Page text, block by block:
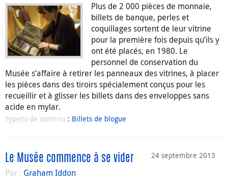
Plus de 2 000 pièces de monnaie,
billets de banque, perles et
coquillages sortent de leur vitrine
pour la première fois depuis qu’ils y
ont été placés, en 1980. Le
personnel de conservation du
Musée s’affaire à retirer les panneaux des vitrines, à placer
les pièces dans des tiroirs spécialement conçus pour les
recueillir et à glisser les billets dans des enveloppes sans
acide en mylar.
Type(s) de contenu : Billets de blogue
24 septembre 2013
Le Musée commence à se vider
Par : Graham Iddon